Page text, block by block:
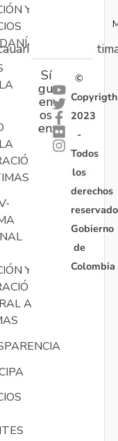
Y
Y
A
Sí
gu
en
os
en:
©
Copyrigth
2023
-
Todos
los
derechos
Gobierno
de
Colombia